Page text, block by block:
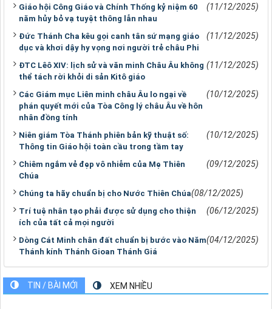
Giáo hội Công Giáo và Chính Thống kỷ niệm 60
năm hủy bỏ vạ tuyệt thông lẫn nhau
(11/12/2025)
Đức Thánh Cha kêu gọi canh tân sứ mạng giáo
dục và khơi dậy hy vọng nơi người trẻ châu Phi
(11/12/2025)
ĐTC Lêô XIV: lịch sử và văn minh Châu Âu không
thể tách rời khỏi di sản Kitô giáo
(11/12/2025)
Các Giám mục Liên minh châu Âu lo ngại về
phán quyết mới của Tòa Công lý châu Âu về hôn
nhân đồng tính
(10/12/2025)
Niên giám Tòa Thánh phiên bản kỹ thuật số:
Thông tin Giáo hội toàn cầu trong tầm tay
(10/12/2025)
Chiêm ngắm vẻ đẹp vô nhiễm của Mẹ Thiên
Chúa
(09/12/2025)
Chúng ta hãy chuẩn bị cho Nước Thiên Chúa(08/12/2025)
Trí tuệ nhân tạo phải được sử dụng cho thiện
ích của tất cả mọi người
(06/12/2025)
Dòng Cát Minh chân đất chuẩn bị bước vào Năm
Thánh kính Thánh Gioan Thánh Giá
(04/12/2025)
TIN / BÀI MỚI XEM NHIỀU